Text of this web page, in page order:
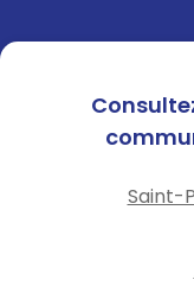
➡️Aire
➡️
200
Saint-